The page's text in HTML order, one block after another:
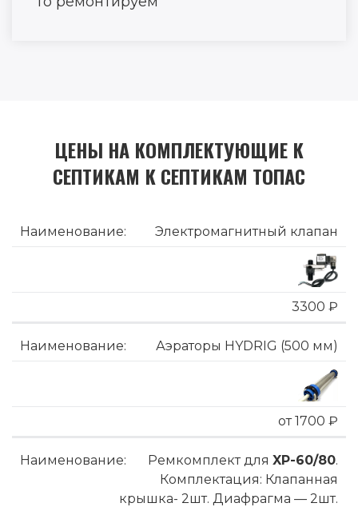
ЦЕНЫ НА КОМПЛЕКТУЮЩИЕ К
СЕПТИКАМ К СЕПТИКАМ ТОПАС
Электромагнитный клапан
3300 ₽
Аэраторы HYDRIG (500 мм)
от 1700 ₽
Ремкомплект для XP-60/80.
Комплектация: Клапанная
крышка- 2шт. Диафрагма — 2шт.